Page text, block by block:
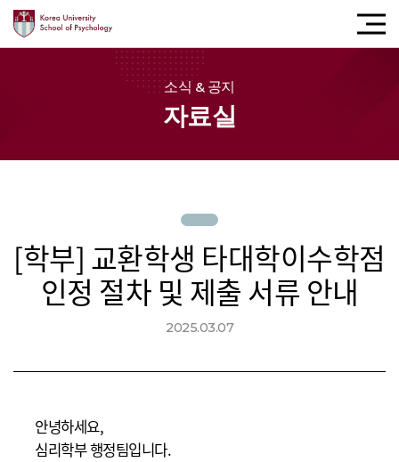
모바
소식 & 공지
자료실
[학부] 교환학생 타대학이수학점
인정 절차 및 제출 서류 안내
2025.03.07
안녕하세요,
심리학부 행정팀입니다.